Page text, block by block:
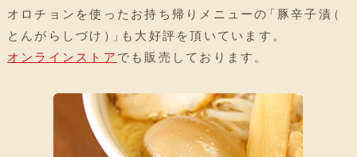
オロチョンを使ったお持ち帰りメニューの「 豚辛子漬（
とんがらしづけ ）」も大好評を頂いています 。
オンラインストア でも販売しております 。